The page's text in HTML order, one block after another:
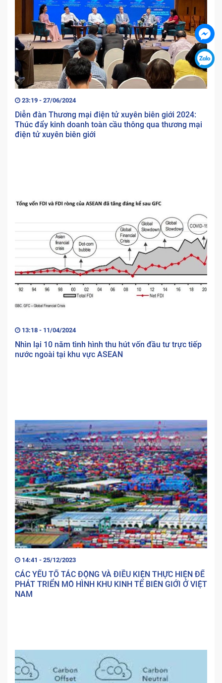
23:19 - 27/06/2024
Diễn đàn Thương mại điện tử xuyên biên giới 2024:
Thúc đẩy kinh doanh toàn cầu thông qua thương mại
điện tử xuyên biên giới
13:18 - 11/04/2024
Nhìn lại 10 năm tình hình thu hút vốn đầu tư trực tiếp
nước ngoài tại khu vực ASEAN
14:41 - 25/12/2023
CÁC YẾU TỐ TÁC ĐỘNG VÀ ĐIỀU KIỆN THỰC HIỆN ĐỂ
PHÁT TRIỂN MÔ HÌNH KHU KINH TẾ BIÊN GIỚI Ở VIỆT
NAM